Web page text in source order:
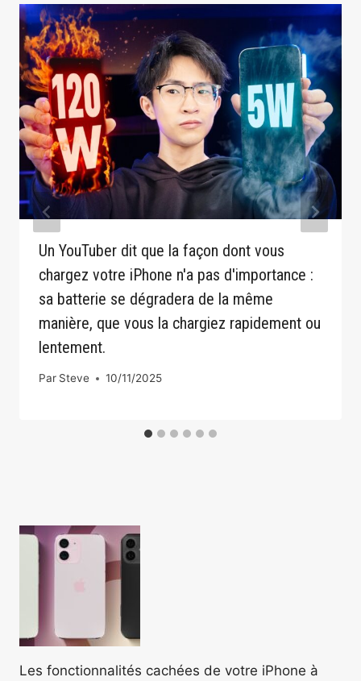
Un YouTuber dit que la façon dont vous
chargez votre iPhone n'a pas d'importance :
sa batterie se dégradera de la même
manière, que vous la chargiez rapidement ou
lentement.
Par Steve 10/11/2025
Les fonctionnalités cachées de votre iPhone à